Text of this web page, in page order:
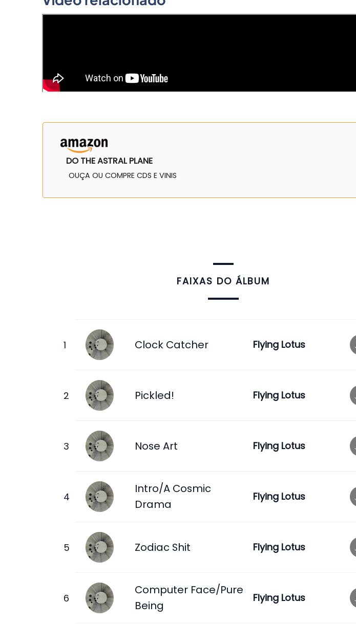
DO THE ASTRAL PLANE
OUÇA OU COMPRE CDS E VINIS
FAIXAS DO ÁLBUM
Clock Catcher Flying Lotus
Pickled! Flying Lotus
Nose Art Flying Lotus
Intro/A Cosmic
Drama
Flying Lotus
Zodiac Shit Flying Lotus
Computer Face/Pure
Being
Flying Lotus